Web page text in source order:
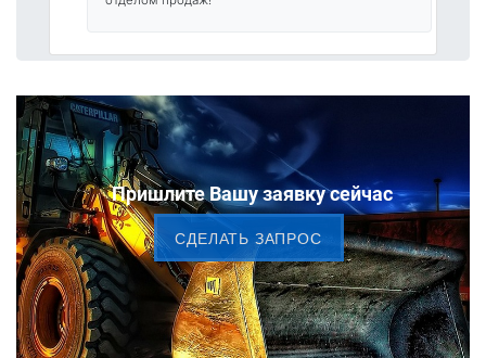
Пришлите Вашу заявку сейчас
CДЕЛАТЬ ЗАПРОС